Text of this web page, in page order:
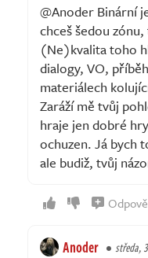
@Anoder Binární
chceš šedou
(Ne)kvalita toho
dialogy, VO,
materiálech
Zaráží mě tvůj
hraje jen dobré
ochuzen. Já bych
ale budiž, tvůj
Anoder středa,